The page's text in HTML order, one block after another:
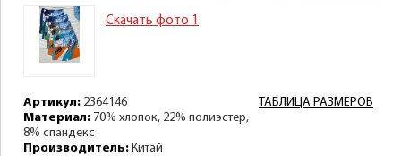
Скачать фото 1
ТАБЛИЦА РАЗМЕРОВ
Артикул: 2364146
Материал: 70% хлопок, 22% полиэстер,
8% спандекс
Производитель: Китай